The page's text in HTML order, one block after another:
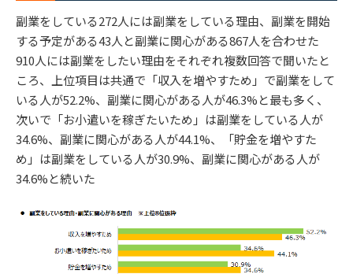
副業をしている272人には副業をしている理由、副業を開始
する予定がある43人と副業に関心がある867人を合わせた
910人には副業をしたい理由をそれぞれ複数回答で聞いたと
ころ、上位項目は共通で「収入を増やすため」で副業をして
いる人が52.2%、副業に関心がある人が46.3%と最も多く、
次いで「お小遣いを稼ぎたいため」は副業をしている人が
34.6%、副業に関心がある人が44.1%、「貯金を増やすた
め」は副業をしている人が30.9%、副業に関心がある人が
34.6%と続いた